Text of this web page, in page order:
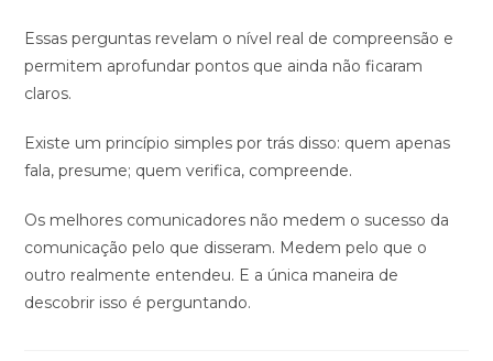
Essas perguntas revelam o nível real de compreensão e
permitem aprofundar pontos que ainda não ficaram
claros.
Existe um princípio simples por trás disso: quem apenas
fala, presume; quem verifica, compreende.
Os melhores comunicadores não medem o sucesso da
comunicação pelo que disseram. Medem pelo que o
outro realmente entendeu. E a única maneira de
descobrir isso é perguntando.